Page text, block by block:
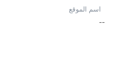
اسم الموقع
--